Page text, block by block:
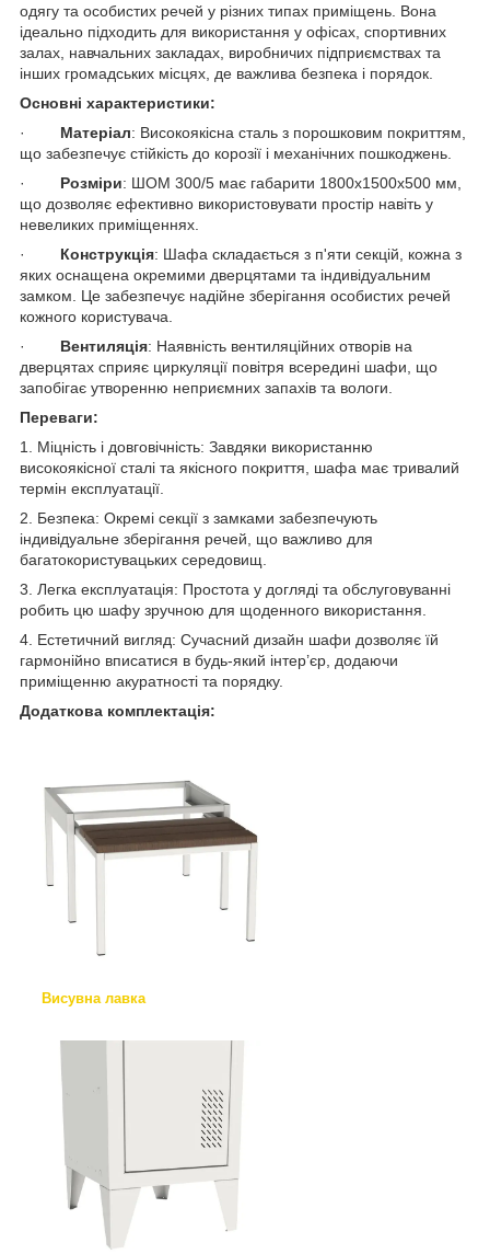
одягу та особистих речей у різних типах приміщень. Вона
ідеально підходить для використання у офісах, спортивних
залах, навчальних закладах, виробничих підприємствах та
інших громадських місцях, де важлива безпека і порядок.
Основні характеристики:
· Матеріал: Високоякісна сталь з порошковим покриттям,
що забезпечує стійкість до корозії і механічних пошкоджень.
· Розміри: ШОМ 300/5 має габарити 1800х1500х500 мм,
що дозволяє ефективно використовувати простір навіть у
невеликих приміщеннях.
· Конструкція: Шафа складається з п'яти секцій, кожна з
яких оснащена окремими дверцятами та індивідуальним
замком. Це забезпечує надійне зберігання особистих речей
кожного користувача.
· Вентиляція: Наявність вентиляційних отворів на
дверцятах сприяє циркуляції повітря всередині шафи, що
запобігає утворенню неприємних запахів та вологи.
Переваги:
1. Міцність і довговічність: Завдяки використанню
високоякісної сталі та якісного покриття, шафа має тривалий
термін експлуатації.
2. Безпека: Окремі секції з замками забезпечують
індивідуальне зберігання речей, що важливо для
багатокористувацьких середовищ.
3. Легка експлуатація: Простота у догляді та обслуговуванні
робить цю шафу зручною для щоденного використання.
4. Естетичний вигляд: Сучасний дизайн шафи дозволяє їй
гармонійно вписатися в будь-який інтер’єр, додаючи
приміщенню акуратності та порядку.
Додаткова комплектація:
Висувна лавка